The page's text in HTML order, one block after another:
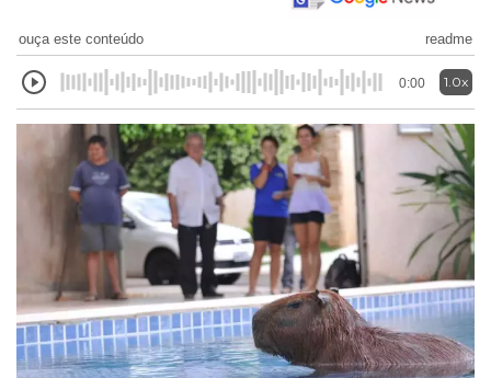
ouça este conteúdo readme
0:00 1.0x